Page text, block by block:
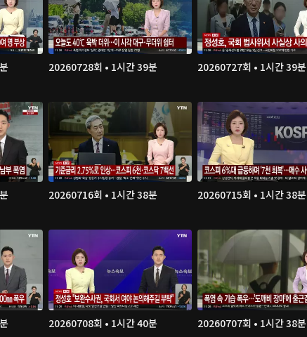
20260728회 • 1시간 39분 20260727회 • 1시간 39분
20260716회 • 1시간 38분 20260715회 • 1시간 38분
20260708회 • 1시간 40분 20260707회 • 1시간 38분